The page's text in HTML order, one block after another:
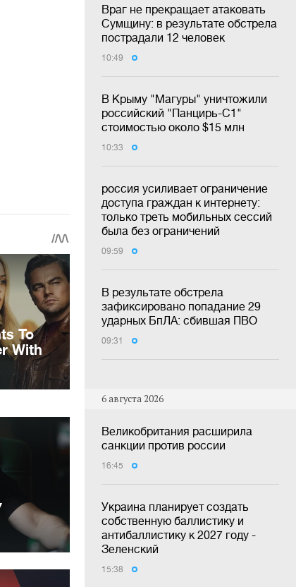
Враг не прекращает атаковать
Сумщину: в результате обстрела
пострадали 12 человек
10:49
В Крыму "Магуры" уничтожили
российский "Панцирь-С1"
стоимостью около $15 млн
10:33
россия усиливает ограничение
доступа граждан к интернету:
только треть мобильных сессий
была без ограничений
09:59
В результате обстрела
зафиксировано попадание 29
ударных БпЛА: сбившая ПВО
09:31
6 августа 2026
Великобритания расширила
санкции против россии
16:45
Украина планирует создать
собственную баллистику и
антибаллистику к 2027 году -
Зеленский
15:38